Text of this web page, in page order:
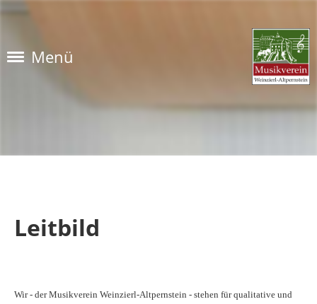
Menü
Leitbild
Wir - der Musikverein Weinzierl-Altpernstein - stehen für qualitative und